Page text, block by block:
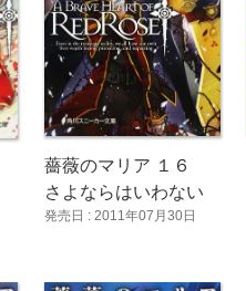
薔薇のマリア １６
さよならはいわない
発売日 : 2011年07月30日